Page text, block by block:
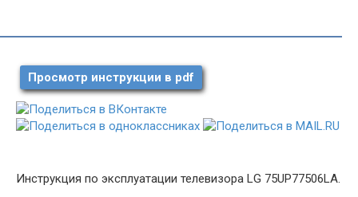
Просмотр инструкции в pdf
Инструкция по эксплуатации телевизора LG 75UP77506LA.